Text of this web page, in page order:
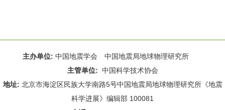
主办单位: 中国地震学会 中国地震局地球物理研究所
主管单位: 中国科学技术协会
地址: 北京市海淀区民族大学南路5号中国地震局地球物理研究所《地震
科学进展》编辑部 100081